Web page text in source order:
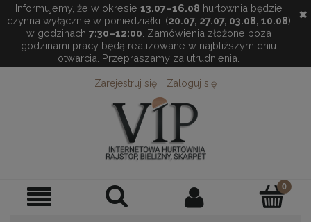
Informujemy, że w okresie 13.07–16.08 hurtownia będzie
czynna wyłącznie w poniedziałki: (20.07, 27.07, 03.08, 10.08)
w godzinach 7:30–12:00 . Zamówienia złożone poza
godzinami pracy będą realizowane w najbliższym dniu
otwarcia. Przepraszamy za utrudnienia.
✖
Zarejestruj się Zaloguj się